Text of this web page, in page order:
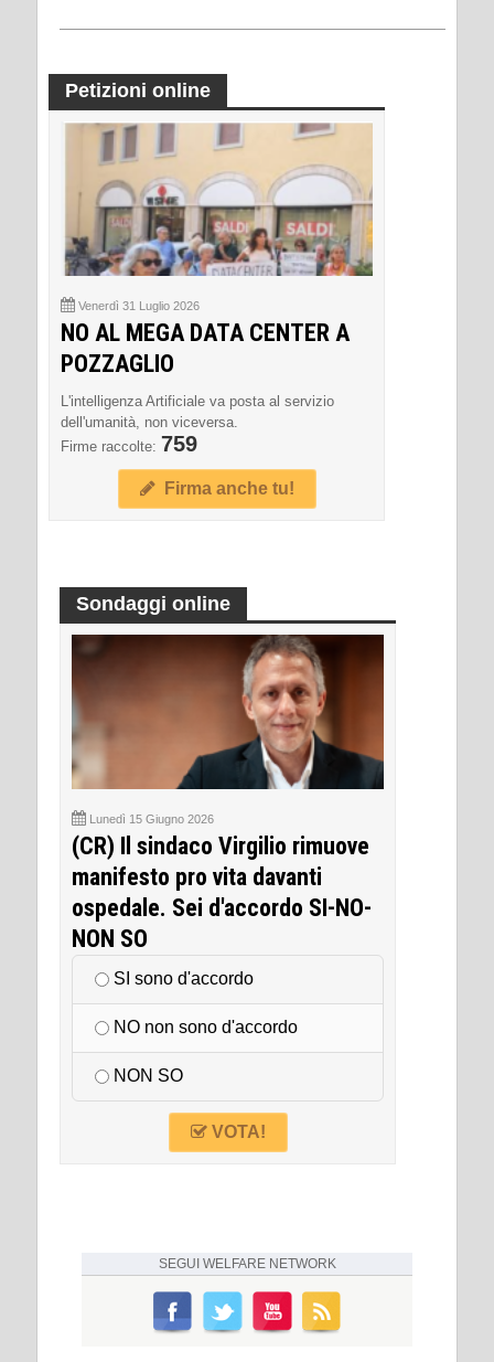
Petizioni online
Venerdì 31 Luglio 2026
NO AL MEGA DATA CENTER A
POZZAGLIO
L'intelligenza Artificiale va posta al servizio
dell'umanità, non viceversa.
Firme raccolte: 759
Firma anche tu!
Sondaggi online
Lunedì 15 Giugno 2026
(CR) Il sindaco Virgilio rimuove
manifesto pro vita davanti
ospedale. Sei d'accordo SI-NO-
NON SO
SI sono d'accordo
NO non sono d'accordo
NON SO
VOTA!
SEGUI WELFARE NETWORK